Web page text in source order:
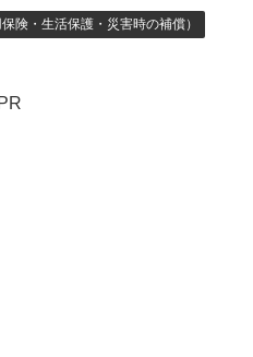
険・生活保護・災害時の補償）
PR